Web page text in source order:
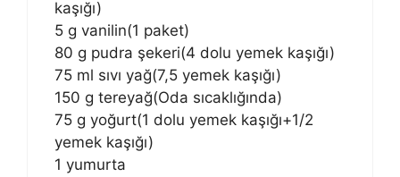
kaşığı)
5 g vanilin(1 paket)
80 g pudra şekeri(4 dolu yemek kaşığı)
75 ml sıvı yağ(7,5 yemek kaşığı)
150 g tereyağ(Oda sıcaklığında)
75 g yoğurt(1 dolu yemek kaşığı+1/2
yemek kaşığı)
1 yumurta